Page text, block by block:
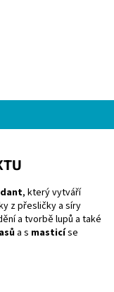
, který vytváří
z přesličky a síry
a tvorbě lupů a také
a s masticíse